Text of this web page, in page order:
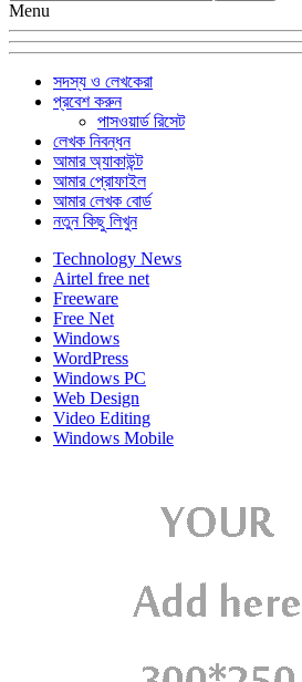
Menu
সদস্য ও লেখকেরা
প্রবেশ করুন
পাসওয়ার্ড রিসেট
লেখক নিবন্ধন
আমার অ্যাকাউন্ট
আমার প্রোফাইল
আমার লেখক বোর্ড
নতুন কিছু লিখুন
Technology News
Airtel free net
Freeware
Free Net
Windows
WordPress
Windows PC
Web Design
Video Editing
Windows Mobile